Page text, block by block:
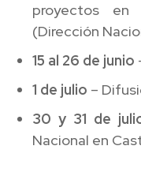
proyectos en
(Dirección
15 al 26 de junio
1 de julio –
30 y 31 de
Nacional en